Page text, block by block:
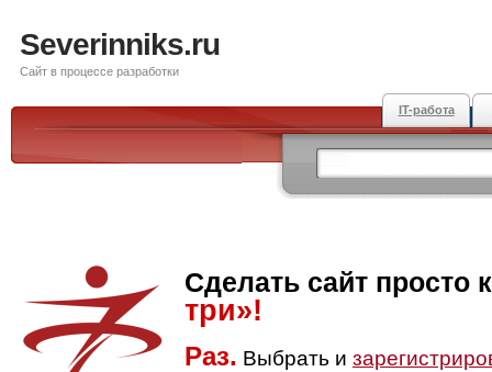
Severinniks.ru
Сайт в процессе разработки
IT-работа
Сделать сайт просто
три»!
Раз. Выбрать и